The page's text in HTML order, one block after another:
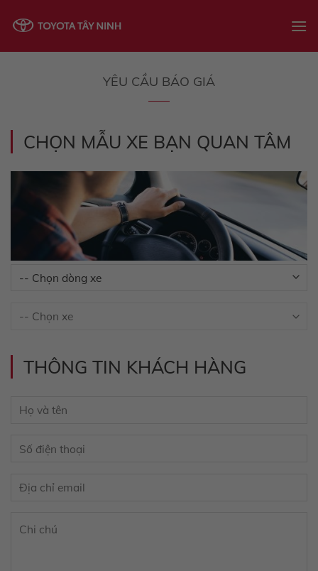
YÊU CẦU BÁO GIÁ
CHỌN MẪU XE BẠN QUAN TÂM
THÔNG TIN KHÁCH HÀNG